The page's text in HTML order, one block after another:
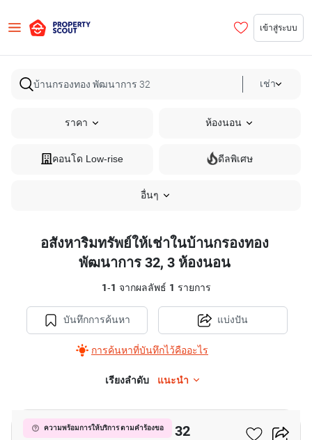
เข้าสู่ระบบ
เช่า
ราคา ห้องนอน
คอนโด Low-rise ดีลพิเศษ
อื่นๆ
อสังหาริมทรัพย์ให้เช่าในบ้านกรองทอง
พัฒนาการ 32, 3 ห้องนอน
1-1 จากผลลัพธ์ 1 รายการ
บันทึกการค้นหา
การค้นหาที่บันทึกไว้คืออะไร
แบ่งปัน
เรียงลำดับ แนะนำ
ความพร้อมการให้บริการ ตามคำร้องขอ
บ้านกรองทอง พัฒนาการ 32